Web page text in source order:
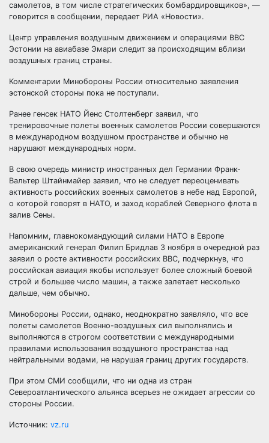
самолетов, в том числе стратегических бомбардировщиков», —
говорится в сообщении, передает РИА «Новости».
Центр управления воздушным движением и операциями ВВС
Эстонии на авиабазе Эмари следит за происходящим вблизи
воздушных границ страны.
Комментарии Минобороны России относительно заявления
эстонской стороны пока не поступали.
Ранее генсек НАТО Йенс Столтенберг заявил, что
тренировочные полеты военных самолетов России совершаются
в международном воздушном пространстве и обычно не
нарушают международных норм.
В свою очередь министр иностранных дел Германии Франк-
Вальтер Штайнмайер заявил, что не следует переоценивать
активность российских военных самолетов в небе над Европой,
о которой говорят в НАТО, и заход кораблей Северного флота в
залив Сены.
Напомним, главнокомандующий силами НАТО в Европе
американский генерал Филип Бридлав 3 ноября в очередной раз
заявил о росте активности российских ВВС, подчеркнув, что
российская авиация якобы использует более сложный боевой
строй и большее число машин, а также залетает несколько
дальше, чем обычно.
Минобороны России, однако, неоднократно заявляло, что все
полеты самолетов Военно-воздушных сил выполнялись и
выполняются в строгом соответствии с международными
правилами использования воздушного пространства над
нейтральными водами, не нарушая границ других государств.
При этом СМИ сообщили, что ни одна из стран
Североатлантического альянса всерьез не ожидает агрессии со
стороны России.
Источник: vz.ru